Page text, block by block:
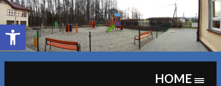
Otwórz pasek narzędzi
Skip
to
content
HOME